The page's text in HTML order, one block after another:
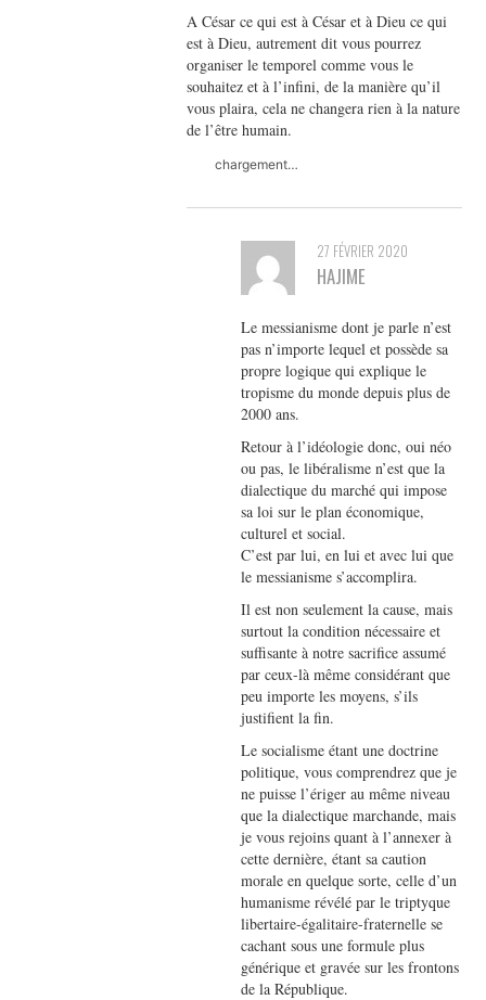
A César ce qui est à César et à Dieu ce qui
est à Dieu, autrement dit vous pourrez
organiser le temporel comme vous le
souhaitez et à l’infini, de la manière qu’il
vous plaira, cela ne changera rien à la nature
de l’être humain.
chargement…
27 FÉVRIER 2020
HAJIME
Le messianisme dont je parle n’est
pas n’importe lequel et possède sa
propre logique qui explique le
tropisme du monde depuis plus de
2000 ans.
Retour à l’idéologie donc, oui néo
ou pas, le libéralisme n’est que la
dialectique du marché qui impose
sa loi sur le plan économique,
culturel et social.
C’est par lui, en lui et avec lui que
le messianisme s’accomplira.
Il est non seulement la cause, mais
surtout la condition nécessaire et
suffisante à notre sacrifice assumé
par ceux-là même considérant que
peu importe les moyens, s’ils
justifient la fin.
Le socialisme étant une doctrine
politique, vous comprendrez que je
ne puisse l’ériger au même niveau
que la dialectique marchande, mais
je vous rejoins quant à l’annexer à
cette dernière, étant sa caution
morale en quelque sorte, celle d’un
humanisme révélé par le triptyque
libertaire-égalitaire-fraternelle se
cachant sous une formule plus
générique et gravée sur les frontons
de la République.